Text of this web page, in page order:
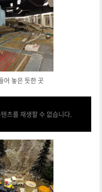
어 놓은 듯한 곳
츠를 재생할 수 없습니다.